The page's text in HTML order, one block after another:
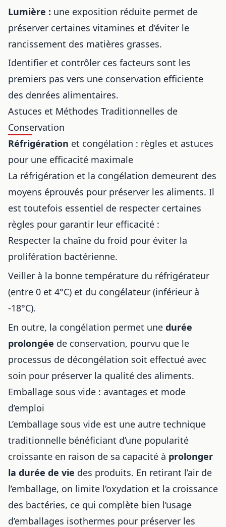
Lumière : une exposition réduite permet de
préserver certaines vitamines et d’éviter le
rancissement des matières grasses.
Identifier et contrôler ces facteurs sont les
premiers pas vers une conservation efficiente
des denrées alimentaires.
Astuces et Méthodes Traditionnelles de
Conservation
Réfrigération et congélation : règles et astuces
pour une efficacité maximale
La réfrigération et la congélation demeurent des
moyens éprouvés pour préserver les aliments. Il
est toutefois essentiel de respecter certaines
règles pour garantir leur efficacité :
Respecter la chaîne du froid pour éviter la
prolifération bactérienne.
Veiller à la bonne température du réfrigérateur
(entre 0 et 4°C) et du congélateur (inférieur à
-18°C).
En outre, la congélation permet une durée
prolongée de conservation, pourvu que le
processus de décongélation soit effectué avec
soin pour préserver la qualité des aliments.
Emballage sous vide : avantages et mode
d’emploi
L’emballage sous vide est une autre technique
traditionnelle bénéficiant d’une popularité
croissante en raison de sa capacité à prolonger
la durée de vie des produits. En retirant l’air de
l’emballage, on limite l’oxydation et la croissance
des bactéries, ce qui complète bien l’usage
d’emballages isothermes pour préserver les